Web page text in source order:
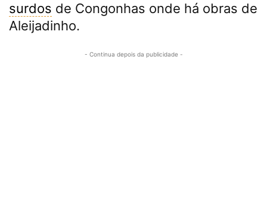
surdos de Congonhas onde há obras de
Aleijadinho.
- Continua depois da publicidade -